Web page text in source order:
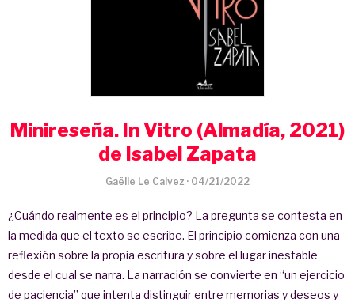
Minireseña. In Vitro (Almadía, 2021)
de Isabel Zapata
Gaëlle Le Calvez · 04/21/2022
¿Cuándo realmente es el principio? La pregunta se contesta en
la medida que el texto se escribe. El principio comienza con una
reflexión sobre la propia escritura y sobre el lugar inestable
desde el cual se narra. La narración se convierte en “un ejercicio
de paciencia” que intenta distinguir entre memorias y deseos y